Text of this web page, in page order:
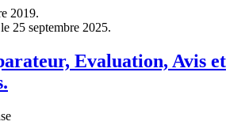
Evaluation, Avis et
de Sommeil Réparateur